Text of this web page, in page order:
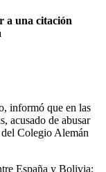
a una citación
informó que en las
acusado de abusar
Colegio Alemán
España y Bolivia;